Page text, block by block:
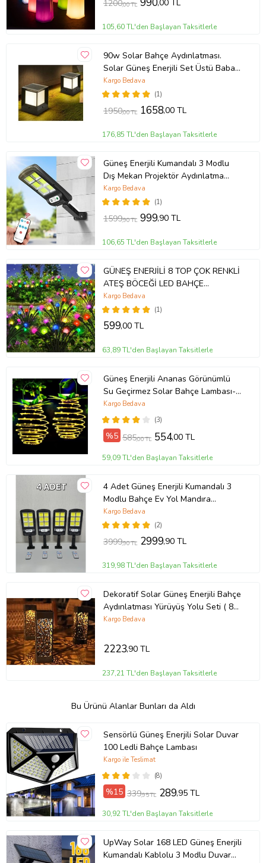
1200,00 TL ,00 TL
105,60 TL'den Başlayan Taksitlerle
90w Solar Bahçe Aydınlatması.
Solar Güneş Enerjili Set Üstü Baba
Tipi KÜP Aydınlatma. BEYAZ IŞIK.
(1)
Kargo Bedava
1950,00 TL 1658,00 TL
176,85 TL'den Başlayan Taksitlerle
Güneş Enerjili Kumandalı 3 Modlu
Dış Mekan Projektör Aydınlatma
Cihazı
(1)
Kargo Bedava
1599,90 TL 999,90 TL
106,65 TL'den Başlayan Taksitlerle
GÜNEŞ ENERJİLİ 8 TOP ÇOK RENKLİ
ATEŞ BÖCEĞİ LED BAHÇE
AYDINLATMA SOLAR BAHÇE SÜSÜ
(1)
Kargo Bedava
599,00 TL
63,89 TL'den Başlayan Taksitlerle
Güneş Enerjili Ananas Görünümlü
Su Geçirmez Solar Bahçe Lambası-
Dekoratif Bahçe Çardak Süsleme 1
adet
(3)
Kargo Bedava
%5 585,00 TL 554,00 TL
59,09 TL'den Başlayan Taksitlerle
4 Adet Güneş Enerjili Kumandalı 3
Modlu Bahçe Ev Yol Mandıra
Aydınlatma Projektörü
(2)
Kargo Bedava
3999,90 TL 2999,90 TL
319,98 TL'den Başlayan Taksitlerle
Dekoratif Solar Güneş Enerjili Bahçe
Aydınlatması Yürüyüş Yolu Seti ( 8
Adet )
Kargo Bedava
2223,90 TL
237,21 TL'den Başlayan Taksitlerle
Bu Ürünü Alanlar Bunları da Aldı
Sensörlü Güneş Enerjili Solar Duvar
100 Ledli Bahçe Lambası
(8)
Kargo ile Teslimat
%15 339,95 TL 289,95 TL
30,92 TL'den Başlayan Taksitlerle
UpWay Solar 168 LED Güneş Enerjili
Kumandalı Kablolu 3 Modlu Duvar